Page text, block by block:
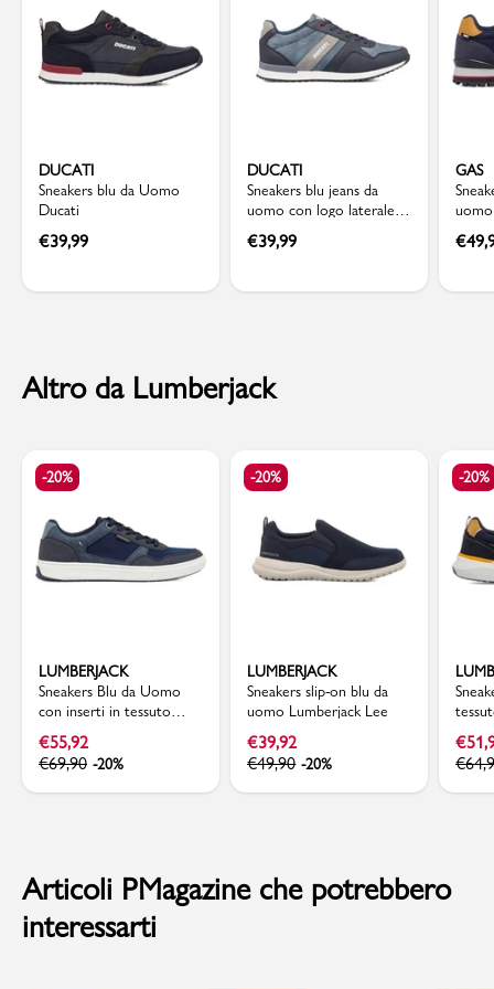
DUCATI
Sneakers blu da Uomo
Ducati
€39,99
DUCATI
Sneakers blu jeans da
uomo con logo laterale
Ducati
€39,99
GAS
Gas
€
Altro da Lumberjack
-20%
LUMBERJACK
Sneakers Blu da Uomo
con inserti in tessuto
Lumberjack
€55,92
€69,90 -20%
-20%
LUMBERJACK
Sneakers slip-on blu da
uomo Lumberjack Lee
€39,92
€49,90 -20%
-20%
€
€
Articoli PMagazine che potrebbero
interessarti